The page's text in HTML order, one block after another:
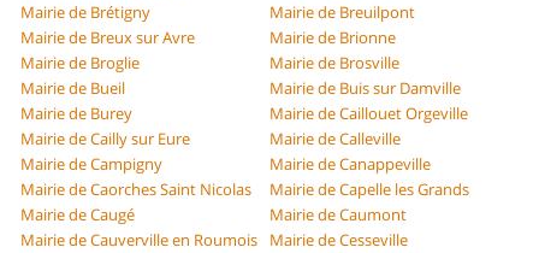
Mairie de Brétigny
Mairie de Breuilpont
Mairie de Breux sur Avre
Mairie de Brionne
Mairie de Broglie
Mairie de Brosville
Mairie de Bueil
Mairie de Buis sur Damville
Mairie de Burey
Mairie de Caillouet Orgeville
Mairie de Cailly sur Eure
Mairie de Calleville
Mairie de Campigny
Mairie de Canappeville
Mairie de Caorches Saint Nicolas
Mairie de Capelle les Grands
Mairie de Caugé
Mairie de Caumont
Mairie de Cauverville en Roumois
Mairie de Cesseville